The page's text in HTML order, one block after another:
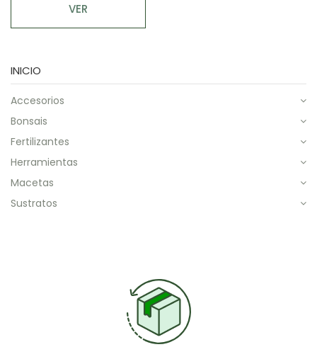
VER
INICIO
accesorios
bonsais
fertilizantes
herramientas
macetas
sustratos